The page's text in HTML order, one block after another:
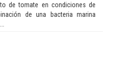
de tomate en condiciones de
de una bacteria marina